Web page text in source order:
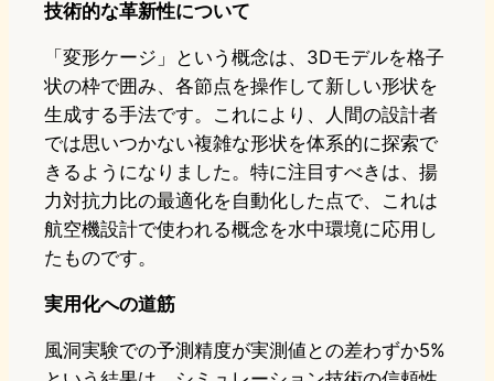
技術的な革新性について
「変形ケージ」という概念は、3Dモデルを格子
状の枠で囲み、各節点を操作して新しい形状を
生成する手法です。これにより、人間の設計者
では思いつかない複雑な形状を体系的に探索で
きるようになりました。特に注目すべきは、揚
力対抗力比の最適化を自動化した点で、これは
航空機設計で使われる概念を水中環境に応用し
たものです。
実用化への道筋
風洞実験での予測精度が実測値との差わずか5%